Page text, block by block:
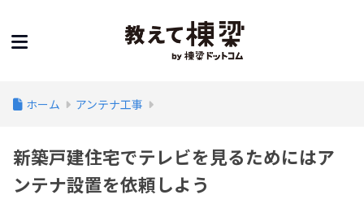
ホーム アンテナ工事
新築戸建住宅でテレビを見るためにはア
ンテナ設置を依頼しよう